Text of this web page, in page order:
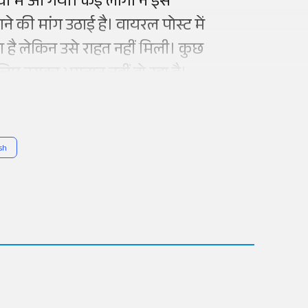
की मांग उठाई है। वायरल पोस्ट में
है लेकिन उसे राहत नहीं मिली। कुछ
उसका भुगतान नहीं हो रहा है।